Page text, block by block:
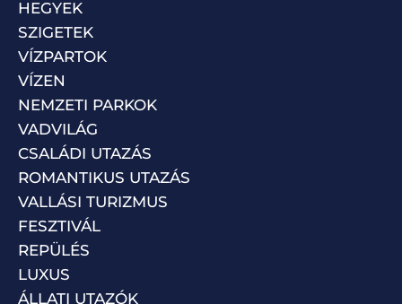
HEGYEK
SZIGETEK
VÍZPARTOK
VÍZEN
NEMZETI PARKOK
VADVILÁG
CSALÁDI UTAZÁS
ROMANTIKUS UTAZÁS
VALLÁSI TURIZMUS
FESZTIVÁL
REPÜLÉS
LUXUS
ÁLLATI UTAZÓK